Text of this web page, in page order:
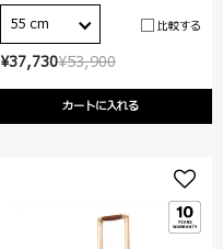
¥53,900
¥37,730
カートに入れる
55 cm 比較する